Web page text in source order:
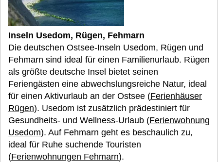
Inseln Usedom, Rügen, Fehmarn
Die deutschen Ostsee-Inseln Usedom, Rügen und
Fehmarn sind ideal für einen Familienurlaub. Rügen
als größte deutsche Insel bietet seinen
Feriengästen eine abwechslungsreiche Natur, ideal
für einen Aktivurlaub an der Ostsee (Ferienhäuser
Rügen). Usedom ist zusätzlich prädestiniert für
Gesundheits- und Wellness-Urlaub (Ferienwohnung
Usedom). Auf Fehmarn geht es beschaulich zu,
ideal für Ruhe suchende Touristen
(Ferienwohnungen Fehmarn).